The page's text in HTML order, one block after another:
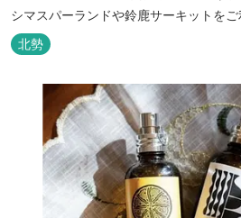
シマスパーランドや鈴鹿サーキットを
食、イタリアン、中華と多彩な三重の味
い。近鉄四日市駅から徒歩３分と、公共
変便利です。
北勢